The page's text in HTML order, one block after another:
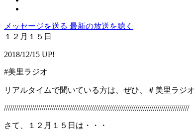
メッセージを送る 最新の放送を聴く
１２月１５日
2018/12/15 UP!
#美里ラジオ
リアルタイムで聞いている方は、ぜひ、＃美里ラジ
/////////////////////////////////////////////////////////////////////////////////////////////
さて、１２月１５日は・・・